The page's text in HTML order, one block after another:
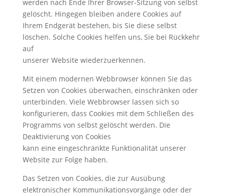
werden nach Ende Ihrer Browser-Sitzung von selbst
gelöscht. Hingegen bleiben andere Cookies auf
Ihrem Endgerät bestehen, bis Sie diese selbst
löschen. Solche Cookies helfen uns, Sie bei Rückkehr
auf
unserer Website wiederzuerkennen.
Mit einem modernen Webbrowser können Sie das
Setzen von Cookies überwachen, einschränken oder
unterbinden. Viele Webbrowser lassen sich so
konfigurieren, dass Cookies mit dem Schließen des
Programms von selbst gelöscht werden. Die
Deaktivierung von Cookies
kann eine eingeschränkte Funktionalität unserer
Website zur Folge haben.
Das Setzen von Cookies, die zur Ausübung
elektronischer Kommunikationsvorgänge oder der